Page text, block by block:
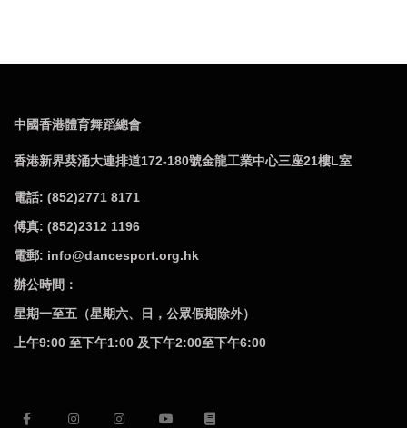
中國香港體育舞蹈總會
香港新界葵涌大連排道172-180號金龍工業中心三座21樓L室
電話: (852)2771 8171
傅真: (852)2312 1196
電郵: info@dancesport.org.hk
辦公時間：
星期一至五（星期六、日，公眾假期除外）
上午9:00 至下午1:00 及下午2:00至下午6:00